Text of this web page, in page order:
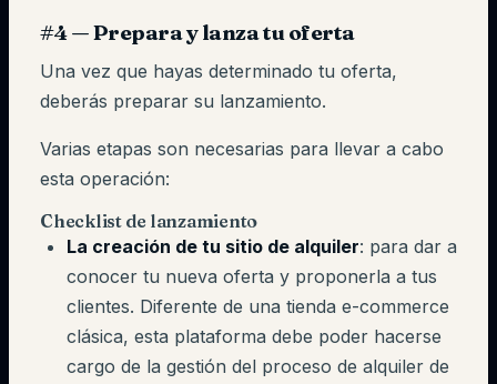
#4 — Prepara y lanza tu oferta
Una vez que hayas determinado tu oferta,
deberás preparar su lanzamiento.
Varias etapas son necesarias para llevar a cabo
esta operación:
Checklist de lanzamiento
La creación de tu sitio de alquiler: para dar a
conocer tu nueva oferta y proponerla a tus
clientes. Diferente de una tienda e-commerce
clásica, esta plataforma debe poder hacerse
cargo de la gestión del proceso de alquiler de